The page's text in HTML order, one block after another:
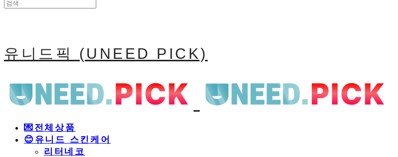
유니드픽 (UNEED PICK)
💌전체상품
😊유니드 스킨케어
리터네코